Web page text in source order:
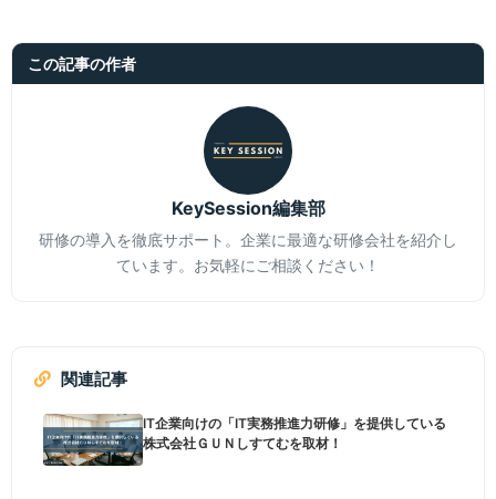
この記事の作者
KeySession編集部
研修の導入を徹底サポート。企業に最適な研修会社を紹介し
ています。お気軽にご相談ください！
関連記事
IT企業向けの「IT実務推進力研修」を提供している
株式会社ＧＵＮしすてむを取材！